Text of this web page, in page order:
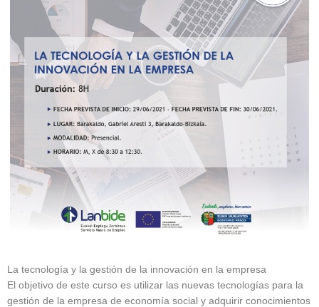
La tecnología y la gestión de la innovación en la empresa
El objetivo de este curso es utilizar las nuevas tecnologías para la
gestión de la empresa de economía social y adquirir conocimientos